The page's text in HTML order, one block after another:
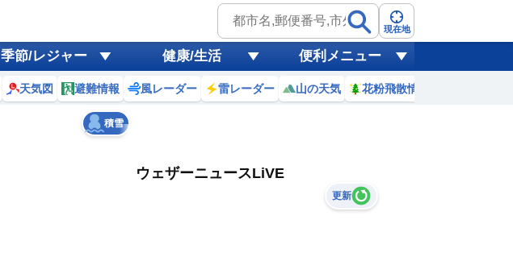
現在地
季節/レジャー 健康/生活 便利メニュー
天気図 避難情報 風レーダー 雷レーダー 山の天気 花粉飛散情報
積雪
黄砂
天気 台風
ウェザーニュースLiVE
更新